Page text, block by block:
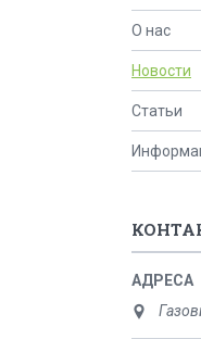
О нас
Новости
Статьи